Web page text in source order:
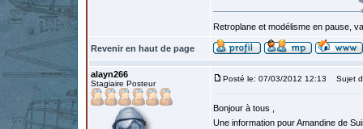
Retroplane et modélisme en pause,
Revenir en haut de page
alayn266
Stagiaire Posteur
Posté le: 07/03/2012 12:13 Sujet
Bonjour à tous ,
Une information pour Amandine de